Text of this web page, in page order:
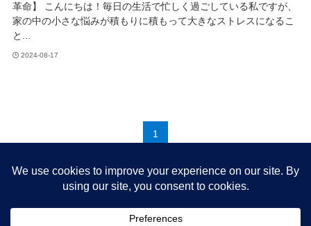
革命】 こんにちは！毎日の生活で忙しく過ごしている私ですが、
家の中の小さな悩みが積もりに積もって大きなストレスになるこ
と...
2024-08-17
1